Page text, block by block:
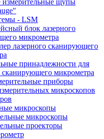
измерительные щупы
- LSM
блок лазерного
микрометра
лазерного сканирующего
принадлежности для
сканирующего микрометра
приборы
микроскопов
микроскопы
микроскопы
проекторы